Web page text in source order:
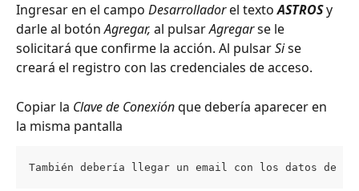
Ingresar en el campo Desarrollador el texto ASTROS y
darle al botón Agregar, al pulsar Agregar se le
solicitará que confirme la acción. Al pulsar Si se
creará el registro con las credenciales de acceso.
Copiar la Clave de Conexión que debería aparecer en
la misma pantalla
También debería llegar un email con los datos de